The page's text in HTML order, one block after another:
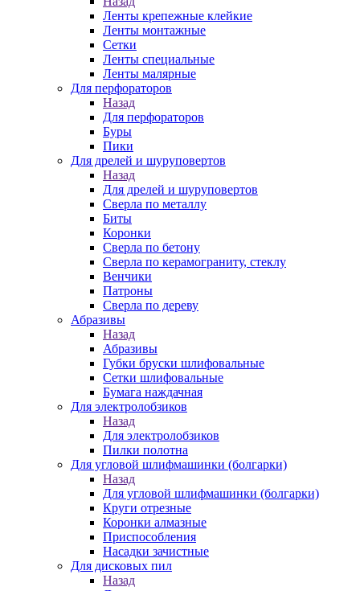
Ленты крепежные клейкие
Ленты монтажные
Сетки
Ленты специальные
Ленты малярные
Для перфораторов
Назад
Для перфораторов
Буры
Пики
Для дрелей и шуруповертов
Назад
Для дрелей и шуруповертов
Сверла по металлу
Биты
Коронки
Сверла по бетону
Сверла по керамограниту, стеклу
Венчики
Патроны
Сверла по дереву
Абразивы
Назад
Абразивы
Губки бруски шлифовальные
Сетки шлифовальные
Бумага наждачная
Для электролобзиков
Назад
Для электролобзиков
Пилки полотна
Для угловой шлифмашинки (болгарки)
Назад
Для угловой шлифмашинки (болгарки)
Круги отрезные
Коронки алмазные
Приспособления
Насадки зачистные
Для дисковых пил
Назад